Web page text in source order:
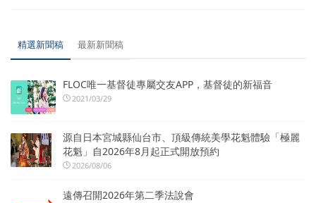
精選新聞稿 最新新聞稿
FLOC唯一基督徒專屬交友APP，基督徒的新福音
2021/03/29
源自日本宮城縣仙台市、頂級傳統美學花魁體驗「極麗
花魁」自2026年8月起正式開放預約
2026/08/06
遠傳召開2026年第二季法說會